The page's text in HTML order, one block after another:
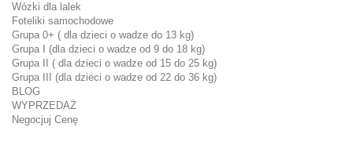
Wózki dla lalek
Foteliki samochodowe
Grupa 0+ ( dla dzieci o wadze do 13 kg)
Grupa I (dla dzieci o wadze od 9 do 18 kg)
Grupa II ( dla dzieci o wadze od 15 do 25 kg)
Grupa III (dla dzieci o wadze od 22 do 36 kg)
BLOG
WYPRZEDAŻ
Negocjuj Cenę